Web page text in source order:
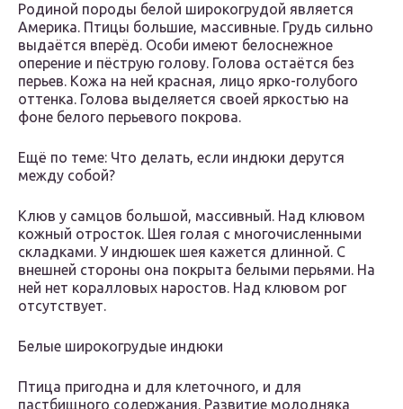
Родиной породы белой широкогрудой является
Америка. Птицы большие, массивные. Грудь сильно
выдаётся вперёд. Особи имеют белоснежное
оперение и пёструю голову. Голова остаётся без
перьев. Кожа на ней красная, лицо ярко-голубого
оттенка. Голова выделяется своей яркостью на
фоне белого перьевого покрова.
Ещё по теме: Что делать, если индюки дерутся
между собой?
Клюв у самцов большой, массивный. Над клювом
кожный отросток. Шея голая с многочисленными
складками. У индюшек шея кажется длинной. С
внешней стороны она покрыта белыми перьями. На
ней нет коралловых наростов. Над клювом рог
отсутствует.
Белые широкогрудые индюки
Птица пригодна и для клеточного, и для
пастбищного содержания. Развитие молодняка